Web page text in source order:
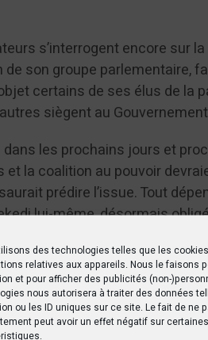
des technologies telles que les
relatives aux appareils. Nous le faisons
et pour afficher des publicités (non-
nous autorisera à traiter des données
ou les ID uniques sur ce site. Le fait de ne
peut avoir un effet négatif sur
s’interrogent encore sur
son groupe parlementaire,
certains de ses élus de la
siègent au
dans les prochains jours et
et la coalition au pouvoir
prédire l’issue. Tout
lui-même, désormais
des membres controversés.
Tshisekedi
PrintPartager